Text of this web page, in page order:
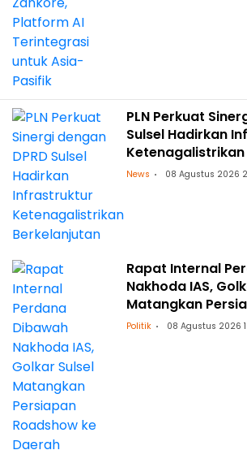
PLN Perkuat
Sulsel Hadirkan
News 08 Agustus 2026
Rapat Internal
Nakhoda IAS,
Matangkan
ke Daerah
Politik 08 Agustus 2026